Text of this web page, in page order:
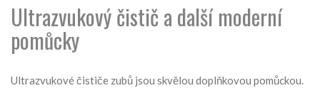
Ultrazvukový čistič a další moderní
pomůcky
Ultrazvukové čističe zubů jsou skvělou doplňkovou pomůckou.